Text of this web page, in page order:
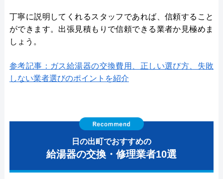
丁寧に説明してくれるスタッフであれば、信頼すること
ができます。出張見積もりで信頼できる業者か見極めま
しょう。
参考記事：ガス給湯器の交換費用、正しい選び方、失敗
しない業者選びのポイントを紹介
日の出町でおすすめの
給湯器の交換・修理業者10選